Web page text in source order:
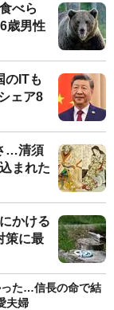
べら
歳男性
のITも
ェア8
…清須
まれた
かける
策に最
った…信長の命で結
夫婦